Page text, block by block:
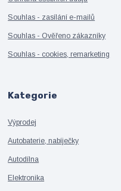
Souhlas - zasílání e-mailů
Souhlas - Ověřeno zákazníky
Souhlas - cookies, remarketing
Kategorie
Výprodej
Autobaterie, nabíječky
Autodílna
Elektronika